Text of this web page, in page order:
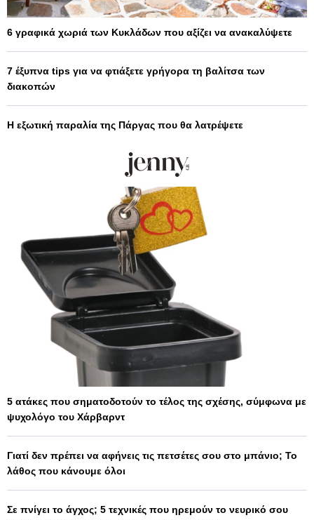
6 γραφικά χωριά των Κυκλάδων που αξίζει να ανακαλύψετε
7 έξυπνα tips για να φτιάξετε γρήγορα τη βαλίτσα των
διακοπών
Η εξωτική παραλία της Πάργας που θα λατρέψετε
5 ατάκες που σηματοδοτούν το τέλος της σχέσης, σύμφωνα με
ψυχολόγο του Χάρβαρντ
Γιατί δεν πρέπει να αφήνεις τις πετσέτες σου στο μπάνιο; Το
λάθος που κάνουμε όλοι
Σε πνίγει το άγχος; 5 τεχνικές που ηρεμούν το νευρικό σου